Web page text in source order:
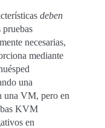
deben
necesarias,
mediante
una
una VM, pero en
KVM
en